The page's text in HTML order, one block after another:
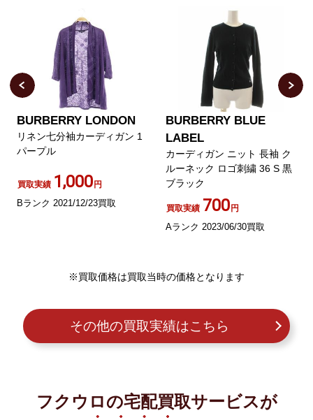
ディガン 1
買取
BURBERRY BLUE
LABEL
カーディガン ニット 長袖 ク
ルーネック ロゴ刺繍 36 S 黒
ブラック
買取実績
Aランク 2023/06/30買取
BURBERRY
七分袖 レース 切
ック /HO3
Aランク 2026/03/10
※買取価格は買取当時の価格となります
その他の買取実績はこちら
フクウロの宅配買取サービスが